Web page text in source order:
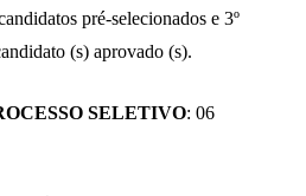
pré-selecionados e 3º
(s) aprovado (s).
SELETIVO: 06